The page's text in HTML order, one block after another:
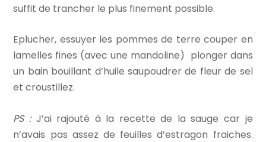
suffit de trancher le plus finement possible.
Eplucher, essuyer les pommes de terre couper en
lamelles fines (avec une mandoline) plonger dans
un bain bouillant d’huile saupoudrer de fleur de sel
et croustillez.
PS :J’ai rajouté à la recette de la sauge car je
n’avais pas assez de feuilles d’estragon fraiches.